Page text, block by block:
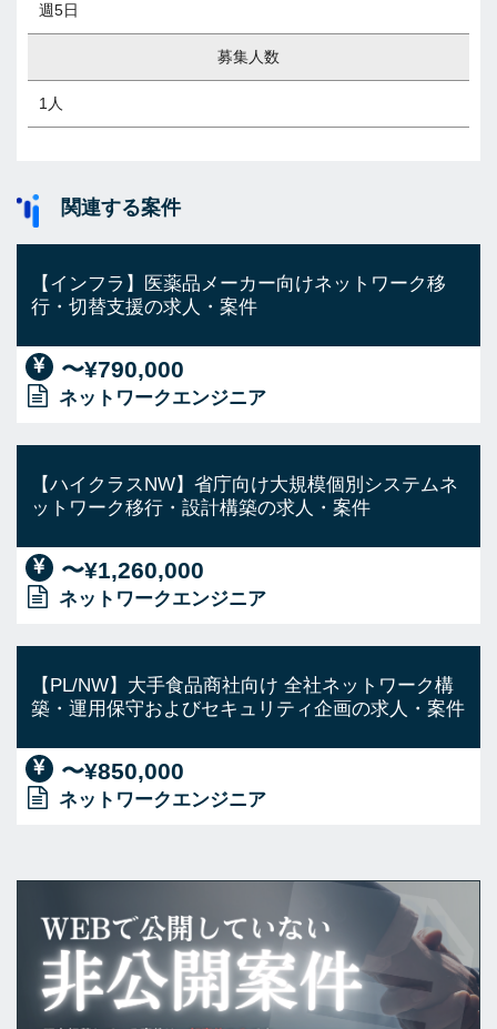
週5日
募集人数
1人
関連する案件
【インフラ】医薬品メーカー向けネットワーク移
行・切替支援の求人・案件
〜¥790,000
ネットワークエンジニア
【ハイクラスNW】省庁向け大規模個別システムネ
ットワーク移行・設計構築の求人・案件
〜¥1,260,000
ネットワークエンジニア
【PL/NW】大手食品商社向け 全社ネットワーク構
築・運用保守およびセキュリティ企画の求人・案件
〜¥850,000
ネットワークエンジニア